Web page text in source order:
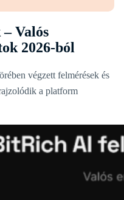
Valós
2026-ból
végzett felmérések és
a platform